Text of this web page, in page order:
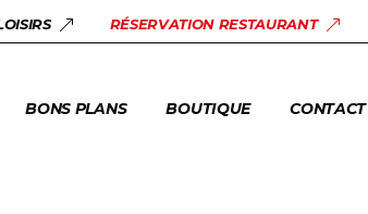
RÉSERVATION RESTAURANT
BONS PLANS BOUTIQUE CONTACT
BONS PLANS
LOISIRS & ANNIVERSAIRES